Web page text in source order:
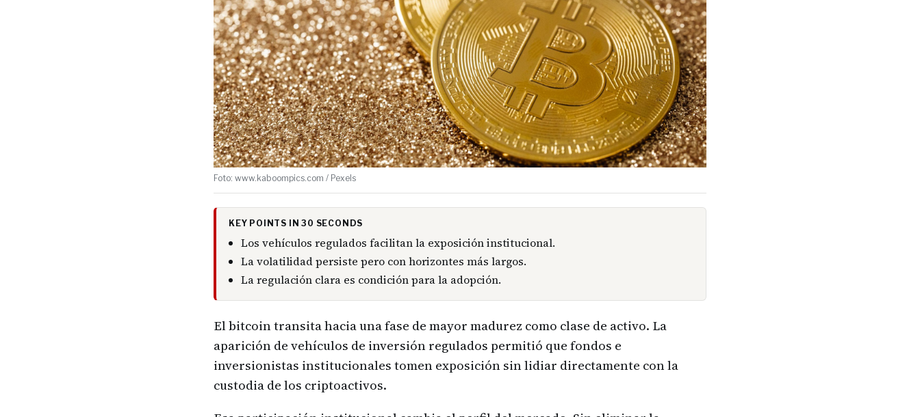
Foto: www.kaboompics.com / Pexels
KEY POINTS IN 30 SECONDS
Los vehículos regulados facilitan la exposición institucional.
La volatilidad persiste pero con horizontes más largos.
La regulación clara es condición para la adopción.
El bitcoin transita hacia una fase de mayor madurez como clase de activo. La
aparición de vehículos de inversión regulados permitió que fondos e
inversionistas institucionales tomen exposición sin lidiar directamente con la
custodia de los criptoactivos.